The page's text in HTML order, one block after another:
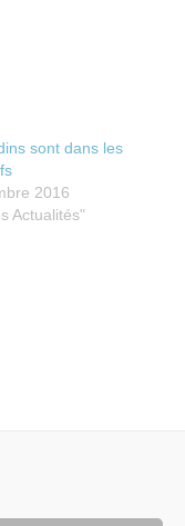
sont dans les
2016
Actualités"